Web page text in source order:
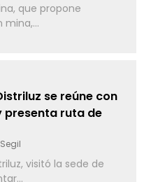
que propone
mina,...
se reúne con
presenta ruta de
visitó la sede de